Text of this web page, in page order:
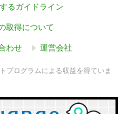
るガイドライン
取得について
わせ 運営会社
プログラムによる収益を得ていま